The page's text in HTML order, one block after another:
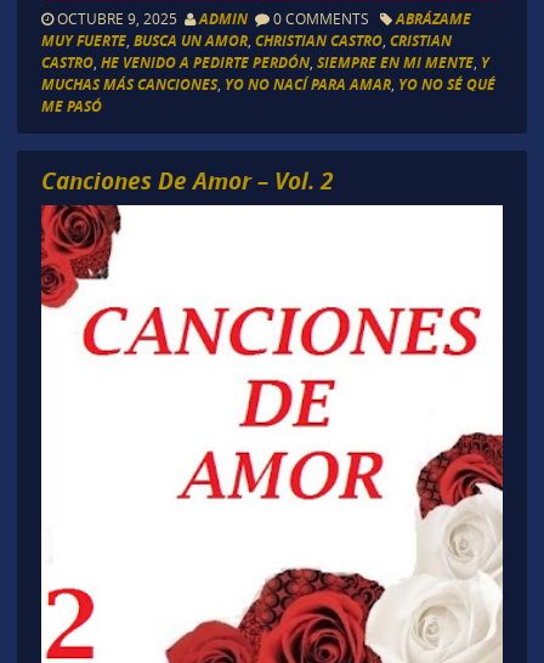
OCTUBRE 9, 2025 ADMIN 0 COMMENTS
ABRÁZAME
MUY FUERTE, BUSCA UN AMOR, CHRISTIAN CASTRO, CRISTIAN
CASTRO, HE VENIDO A PEDIRTE PERDÓN, SIEMPRE EN MI MENTE, Y
MUCHAS MÁS CANCIONES, YO NO NACÍ PARA AMAR, YO NO SÉ QUÉ
ME PASÓ
Canciones De Amor – Vol. 2